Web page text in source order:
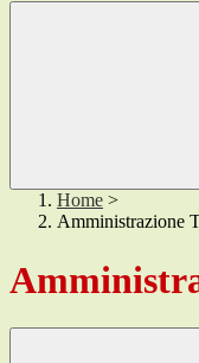
Home >
Amministrazione